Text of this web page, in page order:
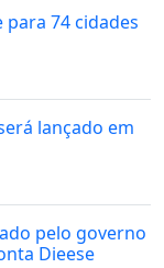
74 cidades
lançado em
pelo governo
Dieese